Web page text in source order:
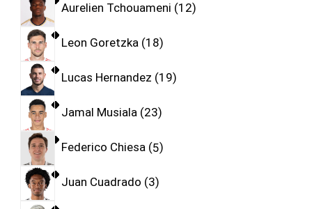
Aurelien Tchouameni 12
Leon Goretzka 18
Lucas Hernandez 19
Jamal Musiala 23
Federico Chiesa 5
Juan Cuadrado 3